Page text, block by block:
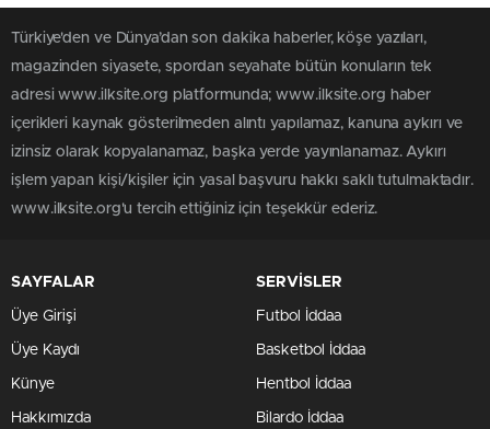
Türkiye'den ve Dünya’dan son dakika haberler, köşe yazıları,
magazinden siyasete, spordan seyahate bütün konuların tek
adresi www.ilksite.org platformunda; www.ilksite.org haber
içerikleri kaynak gösterilmeden alıntı yapılamaz, kanuna aykırı ve
izinsiz olarak kopyalanamaz, başka yerde yayınlanamaz. Aykırı
işlem yapan kişi/kişiler için yasal başvuru hakkı saklı tutulmaktadır.
www.ilksite.org'u tercih ettiğiniz için teşekkür ederiz.
SAYFALAR
Üye Girişi
Üye Kaydı
Künye
Hakkımızda
SERVİSLER
Futbol İddaa
Basketbol İddaa
Hentbol İddaa
Bilardo İddaa